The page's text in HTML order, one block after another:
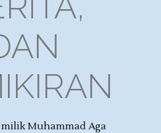
Muhammad Aga